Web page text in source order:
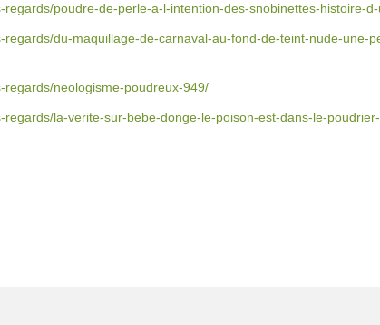
poudre-de-perle-a-l-intention-des-snobinettes-histoire-
du-maquillage-de-carnaval-au-fond-de-teint-nude-une-
neologisme-poudreux-949/
la-verite-sur-bebe-donge-le-poison-est-dans-le-